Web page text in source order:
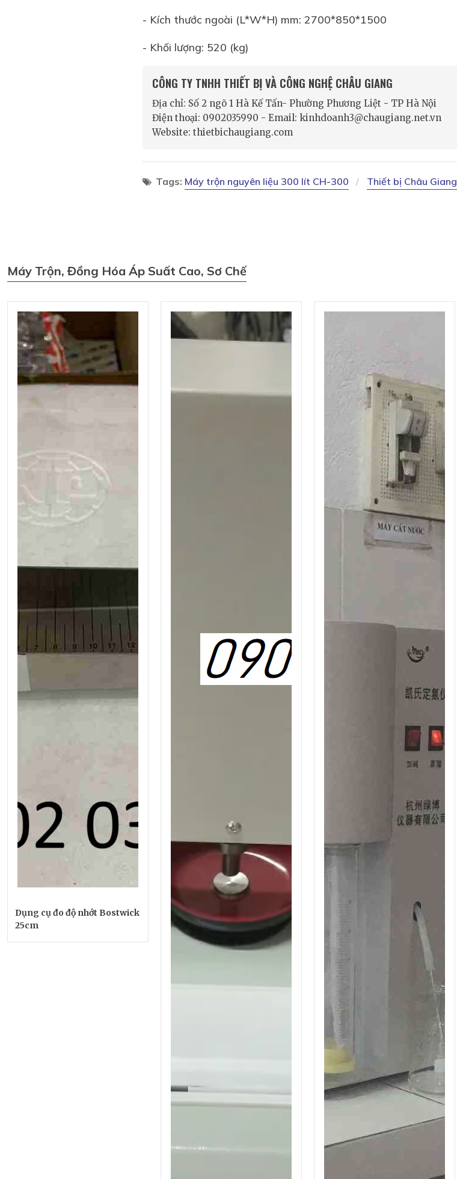
- Kích thước ngoài (L*W*H) mm: 2700*850*1500
- Khối lượng: 520 (kg)
CÔNG TY TNHH THIẾT BỊ VÀ CÔNG NGHỆ CHÂU GIANG
Địa chỉ: Số 2 ngõ 1 Hà Kế Tấn- Phường Phương Liệt - TP Hà Nội
Điện thoại: 0902035990 - Email: kinhdoanh3@chaugiang.net.vn
Website: thietbichaugiang.com
Tags: Máy trộn nguyên liệu 300 lít CH-300 Thiết bị Châu Giang
Máy Trộn, Đồng Hóa Áp Suất Cao, Sơ Chế
Dụng cụ đo độ nhớt Bostwick
25cm